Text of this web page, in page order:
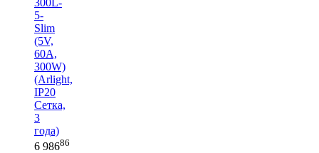
5-
Slim
(5V,
60A,
300W)
(Arlight,
IP20
Сетка,
3
года)
6 98686